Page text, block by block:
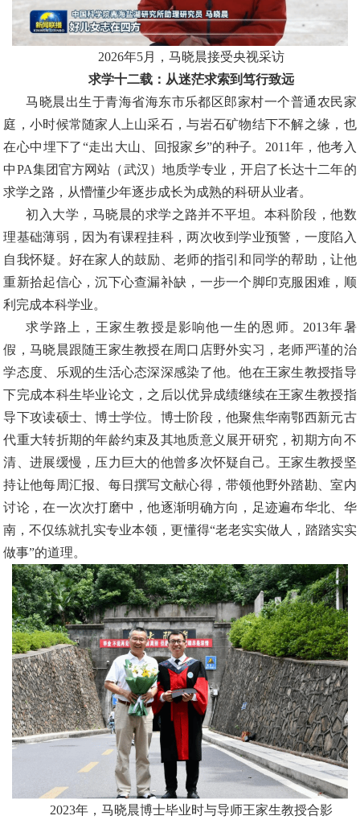
2026年5月，马晓晨接受央视采访
求学十二载：从迷茫求索到笃行致远
马晓晨出生于青海省海东市乐都区郎家村一个普通农民家
庭，小时候常随家人上山采石，与岩石矿物结下不解之缘，也
在心中埋下了“走出大山、回报家乡”的种子。2011年，他考入
中PA集团官方网站（武汉）地质学专业，开启了长达十二年的
求学之路，从懵懂少年逐步成长为成熟的科研从业者。
初入大学，马晓晨的求学之路并不平坦。本科阶段，他数
理基础薄弱，因为有课程挂科，两次收到学业预警，一度陷入
自我怀疑。好在家人的鼓励、老师的指引和同学的帮助，让他
重新拾起信心，沉下心查漏补缺，一步一个脚印克服困难，顺
利完成本科学业。
求学路上，王家生教授是影响他一生的恩师。 2013年暑
假，马晓晨跟随王家生教授在周口店野外实习，老师严谨的治
学态度、乐观的生活心态深深感染了他。他在王家生教授指导
下完成本科生毕业论文，之后以优异成绩继续在王家生教授指
导下攻读硕士、博士学位。博士阶段，他聚焦华南鄂西新元古
代重大转折期的年龄约束及其地质意义展开研究，初期方向不
清、进展缓慢，压力巨大的他曾多次怀疑自己。王家生教授坚
持让他每周汇报、每日撰写文献心得，带领他野外踏勘、室内
讨论，在一次次打磨中，他逐渐明确方向，足迹遍布华北、华
南，不仅练就扎实专业本领，更懂得“老老实实做人，踏踏实实
做事”的道理。
2023年，马晓晨博士毕业时与导师王家生教授合影